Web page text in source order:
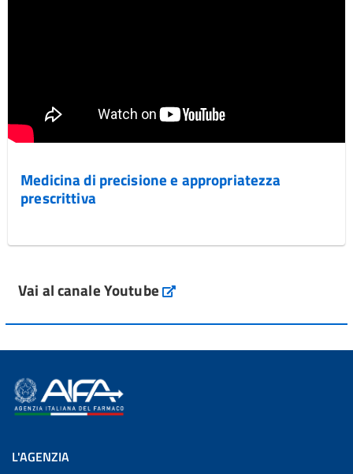
Medicina di precisione e appropriatezza
prescrittiva
Vai al canale Youtube
L'AGENZIA